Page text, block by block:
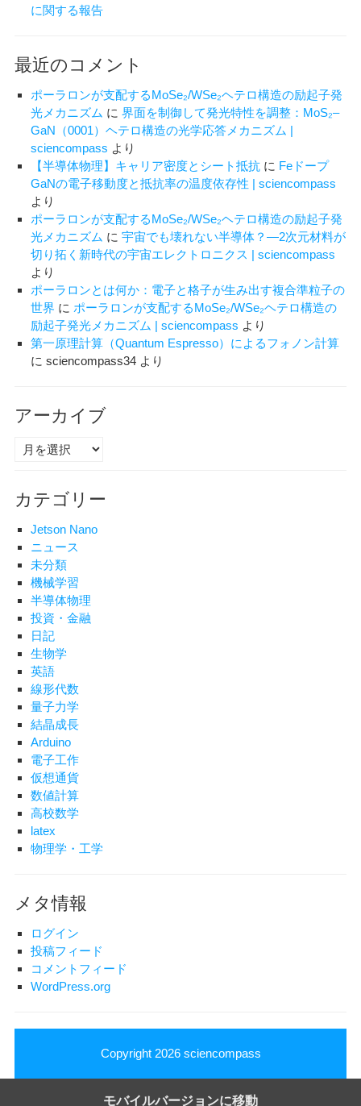
に関する報告
最近のコメント
ポーラロンが支配するMoSe₂/WSe₂ヘテロ構造の励起子発
光メカニズム に 界面を制御して発光特性を調整：MoS₂–
GaN（0001）ヘテロ構造の光学応答メカニズム |
sciencompass より
【半導体物理】キャリア密度とシート抵抗に Feドープ
GaNの電子移動度と抵抗率の温度依存性 | sciencompass
より
ポーラロンが支配するMoSe₂/WSe₂ヘテロ構造の励起子発
光メカニズム に 宇宙でも壊れない半導体？―2次元材料が
切り拓く新時代の宇宙エレクトロニクス | sciencompass
より
ポーラロンとは何か：電子と格子が生み出す複合準粒子の
世界 に ポーラロンが支配するMoSe₂/WSe₂ヘテロ構造の
励起子発光メカニズム | sciencompass より
第一原理計算（Quantum Espresso）によるフォノン計算
に sciencompass34より
アーカイブ
ア
イ
カテゴリー
Jetson Nano
ニュース
未分類
機械学習
半導体物理
投資・金融
日記
生物学
英語
線形代数
量子力学
結晶成長
Arduino
電子工作
仮想通貨
数値計算
高校数学
latex
物理学・工学
メタ情報
ログイン
投稿フィード
コメントフィード
WordPress.org
Copyright 2026 sciencompass
モバイルバージョンに移動